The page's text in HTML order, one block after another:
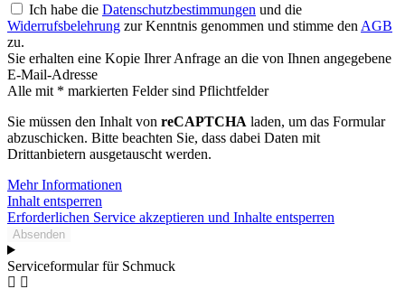
Ich habe die Datenschutzbestimmungen und die
Widerrufsbelehrung zur Kenntnis genommen und stimme den AGB
zu.
Sie erhalten eine Kopie Ihrer Anfrage an die von Ihnen angegebene
E-Mail-Adresse
Alle mit * markierten Felder sind Pflichtfelder
Sie müssen den Inhalt von reCAPTCHA laden, um das Formular
abzuschicken. Bitte beachten Sie, dass dabei Daten mit
Drittanbietern ausgetauscht werden.
Mehr Informationen
Inhalt entsperren
Erforderlichen Service akzeptieren und Inhalte entsperren
Absenden
Serviceformular für Schmuck